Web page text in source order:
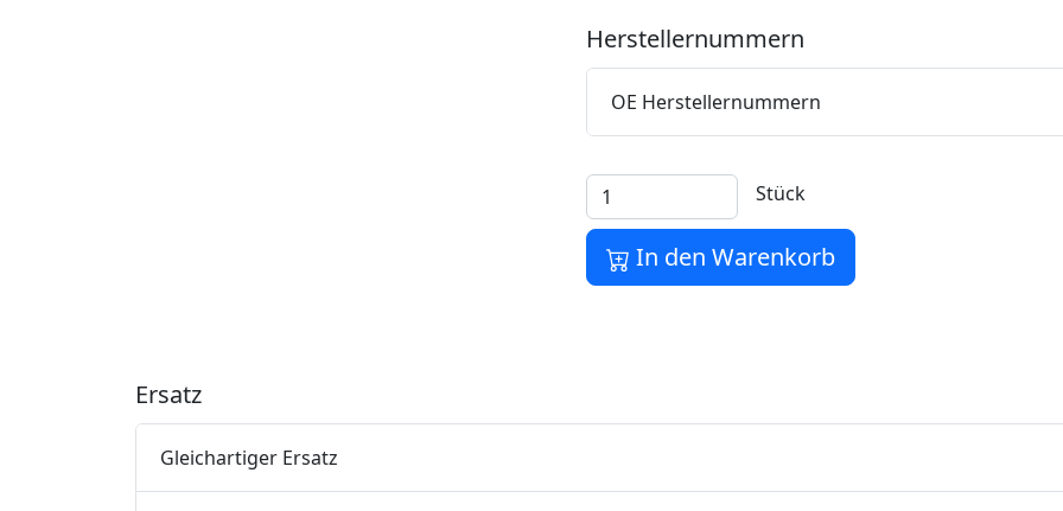
Herstellernummern
OE Herstellernummern
Stück
In den Warenkorb
Ersatz
Gleichartiger Ersatz